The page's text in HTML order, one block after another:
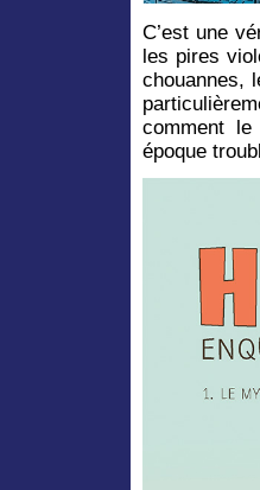
C’est une
les pires
chouannes,
comment
époque